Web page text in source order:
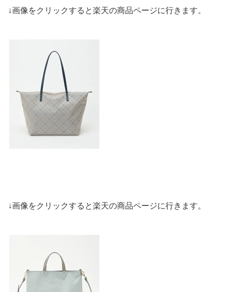
↓画像をクリックすると楽天の商品ページに行きます。
↓画像をクリックすると楽天の商品ページに行きます。